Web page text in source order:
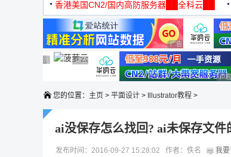
机
香港美国CN2/国内高防服务器██全科云██
广告 商业广告，理性
广告 商业广告，理性选择
广告 商业广告，理性选择
广告 商业广告，理性选择广告 商业广告，理性选择
广
您的位置： 主页 > 平面设计 > Illustrator教程 >
ai没保存怎么找回? ai未保存文件
发布时间：2016-09-27 15:28:02 作者：佚名 我